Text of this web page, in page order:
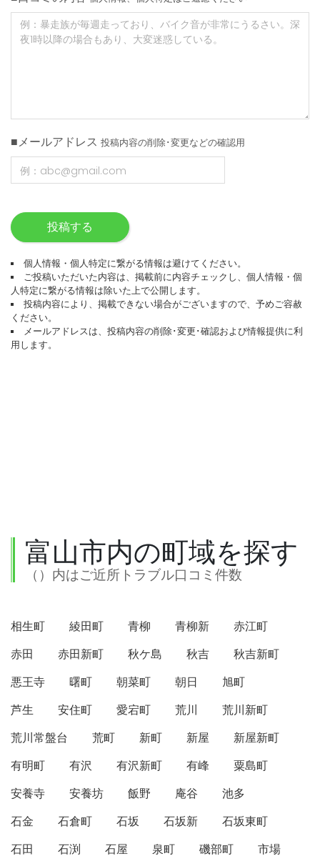
■メールアドレス 投稿内容の削除･変更などの確認用
投稿する
個人情報・個人特定に繋がる情報は避けてください。
ご投稿いただいた内容は、掲載前に内容チェックし、個人情報・個
人特定に繋がる情報は除いた上で公開します。
投稿内容により、掲載できない場合がございますので、予めご容赦
ください。
メールアドレスは、投稿内容の削除･変更･確認および情報提供に利
用します。
富山市内の町域を探す
（）内はご近所トラブル口コミ件数
相生町 綾田町 青柳 青柳新
赤江町
赤田
赤田新町 秋ケ島 秋吉
秋吉新町
悪王寺
曙町 朝菜町 朝日
旭町
芦生
安住町 愛宕町 荒川
荒川新町
荒川常盤台
荒町 新町 新屋
新屋新町
有明町
有沢 有沢新町 有峰
粟島町
安養寺
安養坊 飯野 庵谷
池多
石金
石倉町 石坂 石坂新
石坂東町
石田
石渕 石屋 泉町 磯部町
市場